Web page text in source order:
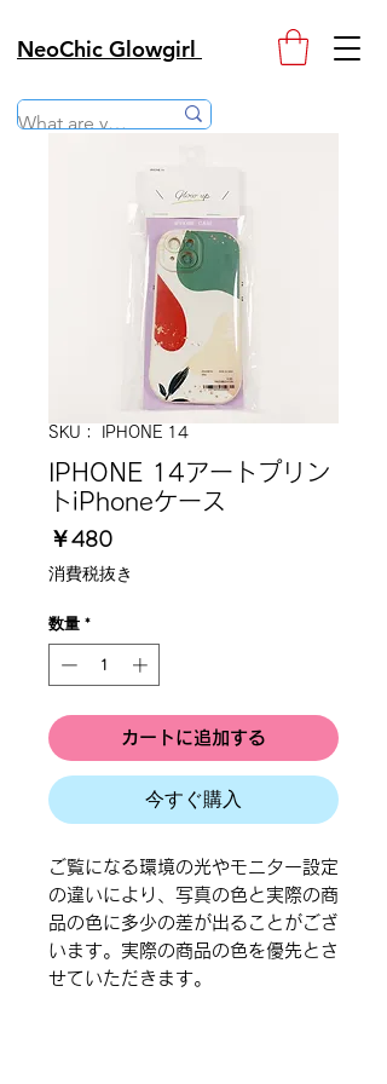
NeoChic Glowgirl
SKU： IPHONE 14
IPHONE 14アートプリン
トiPhoneケース
￥480価
格
消費税抜き
数量 *
カートに追加する
今すぐ購入
ご覧になる環境の光やモニター設定
の違いにより、写真の色と実際の商
品の色に多少の差が出ることがござ
います。実際の商品の色を優先とさ
せていただきます。